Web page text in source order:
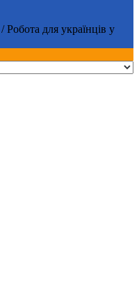
для українців у